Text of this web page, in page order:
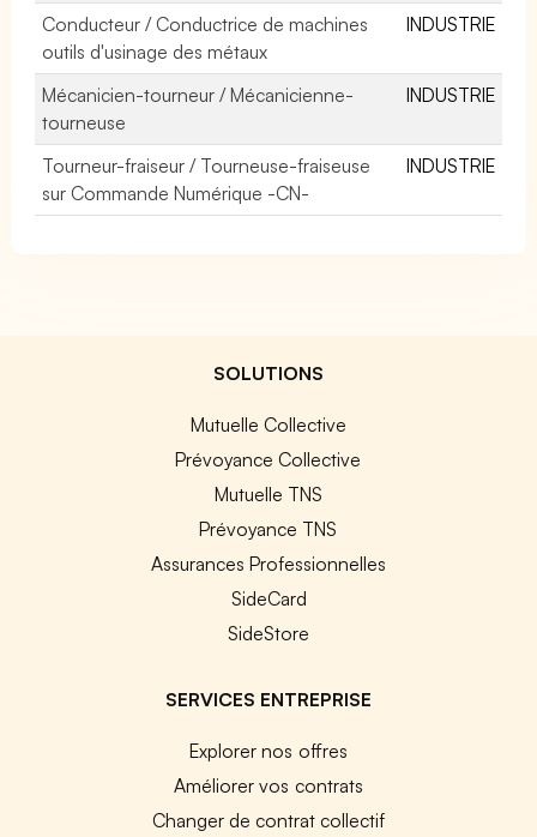
Conducteur / Conductrice de machines
outils d'usinage des métaux
INDUSTRIE
Mécanicien-tourneur / Mécanicienne-
tourneuse
INDUSTRIE
Tourneur-fraiseur / Tourneuse-fraiseuse
sur Commande Numérique -CN-
INDUSTRIE
SOLUTIONS
Mutuelle Collective
Prévoyance Collective
Mutuelle TNS
Prévoyance TNS
Assurances Professionnelles
SideCard
SideStore
SERVICES ENTREPRISE
Explorer nos offres
Améliorer vos contrats
Changer de contrat collectif